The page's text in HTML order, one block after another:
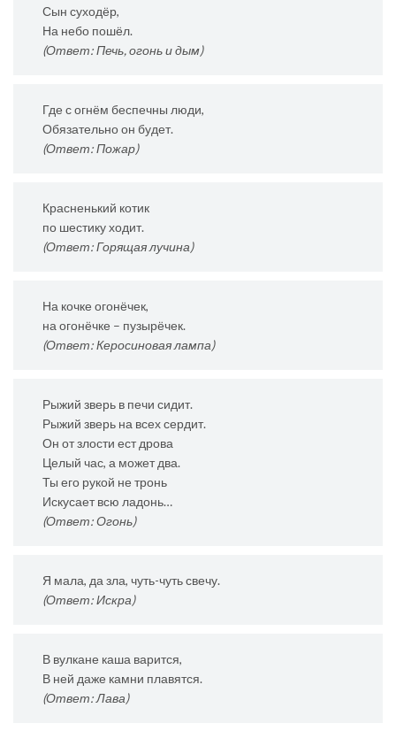
Сын суходёр,
На небо пошёл.
(Ответ: Печь, огонь и дым)
Где с огнём беспечны люди,
Обязательно он будет.
(Ответ: Пожар)
Красненький котик
по шестику ходит.
(Ответ: Горящая лучина)
На кочке огонёчек,
на огонёчке – пузырёчек.
(Ответ: Керосиновая лампа)
Рыжий зверь в печи сидит.
Рыжий зверь на всех сердит.
Он от злости ест дрова
Целый час, а может два.
Ты его рукой не тронь
Искусает всю ладонь…
(Ответ: Огонь)
Я мала, да зла, чуть-чуть свечу.
(Ответ: Искра)
В вулкане каша варится,
В ней даже камни плавятся.
(Ответ: Лава)